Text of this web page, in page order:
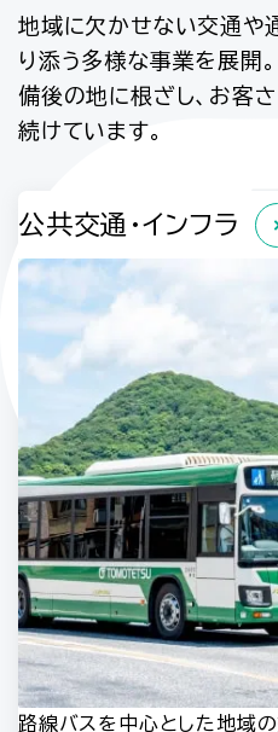
地域に欠かせない交通や
り添う多様な事業を展開。
備後の地に根ざし、お客
続けています。
公共交通・インフラ
路線バスを中心とした地域